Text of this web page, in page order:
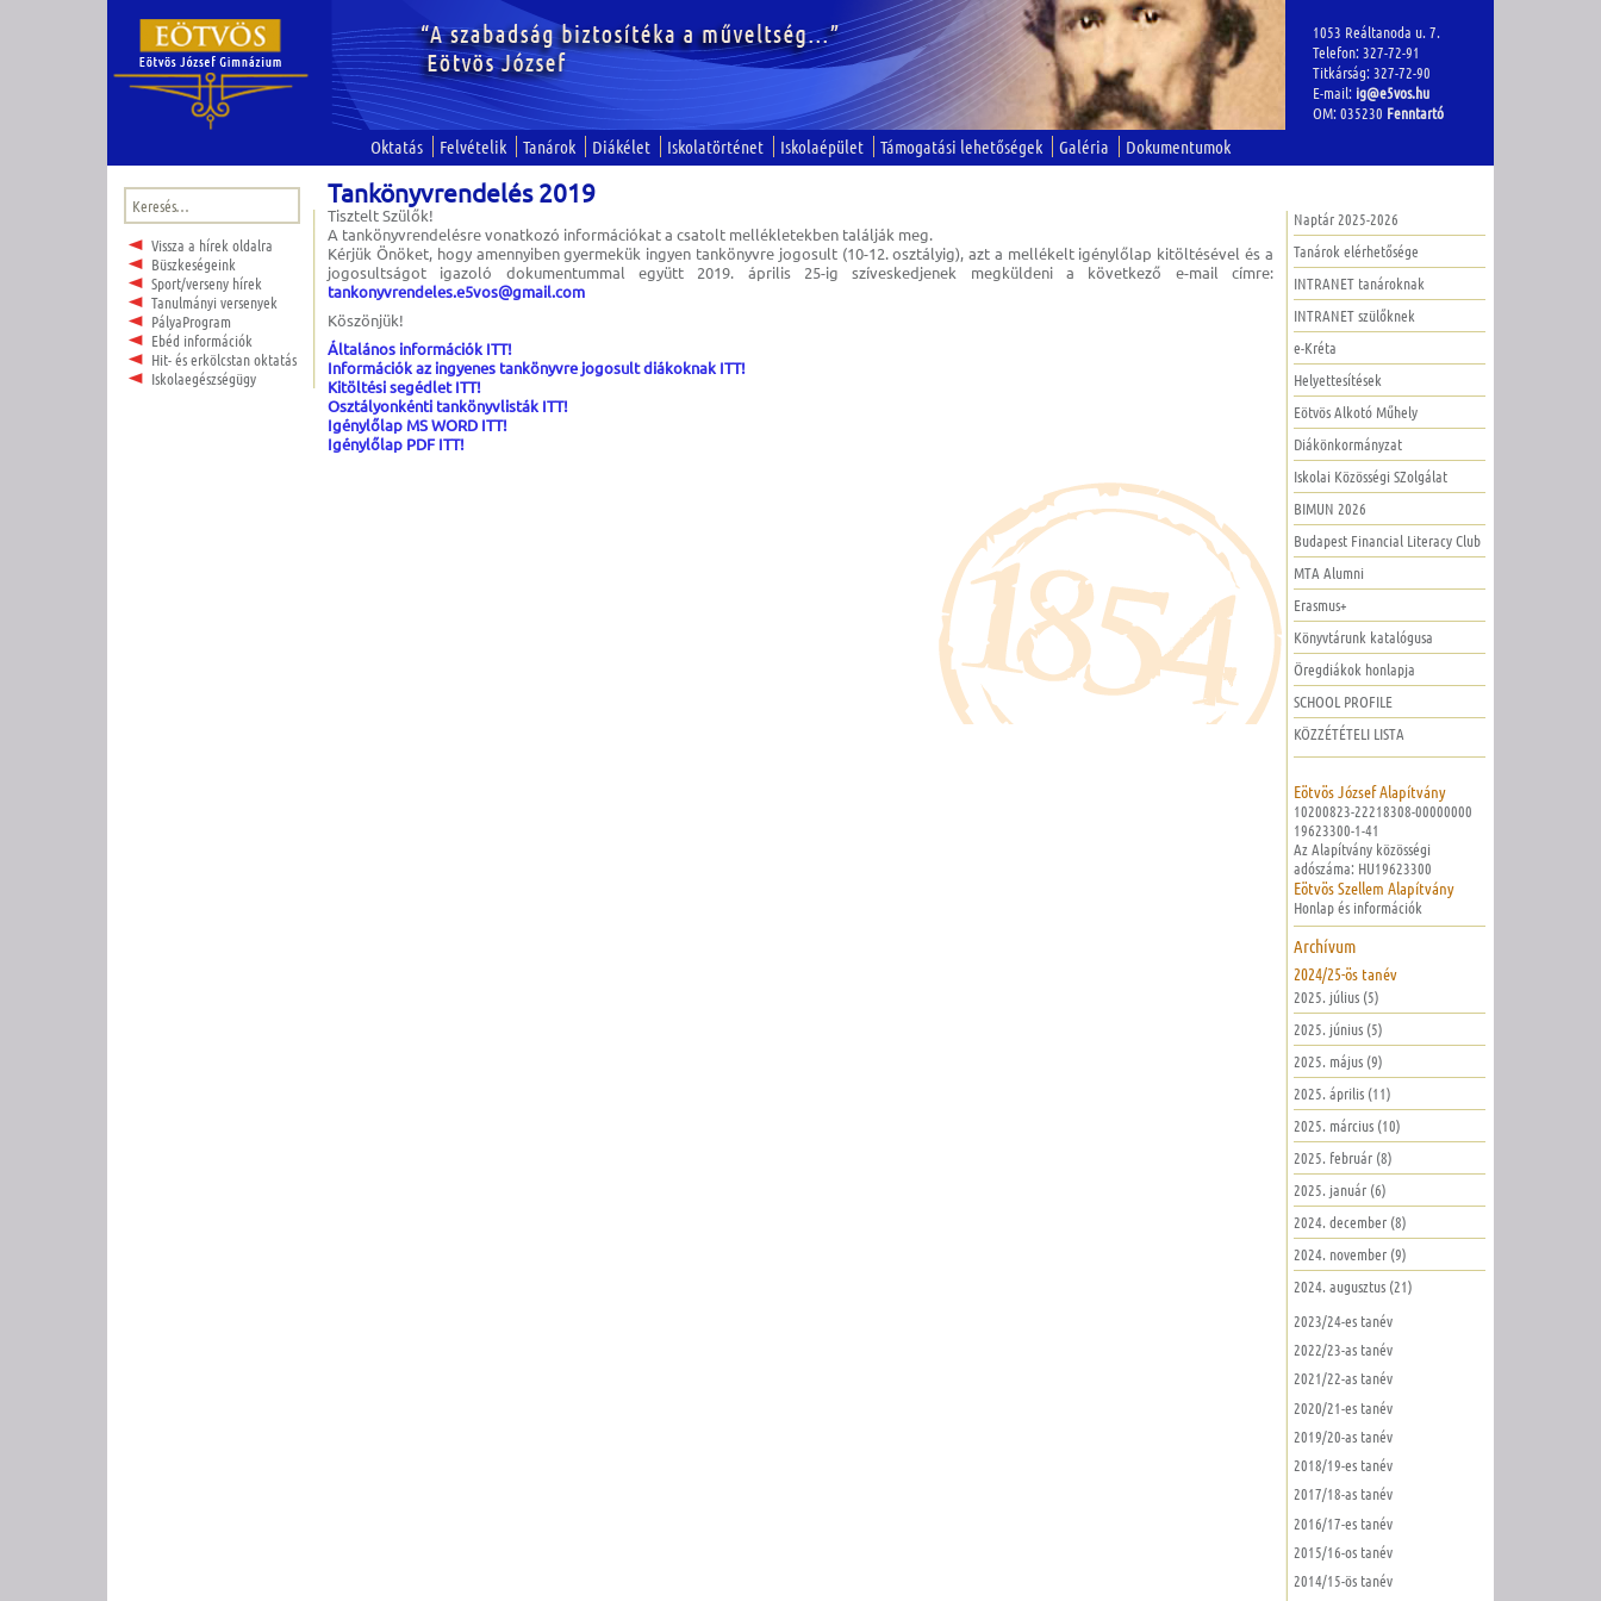
1053 Reáltanoda u. 7.
Telefon: 327-72-91
Titkárság: 327-72-90
E-mail: ig@e5vos.hu
OM: 035230 Fenntartó
Oktatás Felvételik Tanárok Diákélet Iskolatörténet Iskolaépület Támogatási lehetőségek Galéria Dokumentumok
Keresés:
Vissza a hírek oldalra
Büszkeségeink
Sport/verseny hírek
Tanulmányi versenyek
PályaProgram
Ebéd információk
Hit- és erkölcstan oktatás
Iskolaegészségügy
Tankönyvrendelés 2019
Tisztelt Szülők!
A tankönyvrendelésre vonatkozó információkat a csatolt mellékletekben találják meg.
Kérjük Önöket, hogy amennyiben gyermekük ingyen tankönyvre jogosult (10-12. osztályig), azt a mellékelt igénylőlap kitöltésével és a
jogosultságot igazoló dokumentummal együtt 2019. április 25-ig szíveskedjenek megküldeni a következő e-mail címre:
tankonyvrendeles.e5vos@gmail.com
Köszönjük!
Általános információk ITT!
Információk az ingyenes tankönyvre jogosult diákoknak ITT!
Kitöltési segédlet ITT!
Osztályonkénti tankönyvlisták ITT!
Igénylőlap MS WORD ITT!
Igénylőlap PDF ITT!
Naptár 2025-2026
Tanárok elérhetősége
INTRANET tanároknak
INTRANET szülőknek
e-Kréta
Helyettesítések
Eötvös Alkotó Műhely
Diákönkormányzat
Iskolai Közösségi SZolgálat
BIMUN 2026
Budapest Financial Literacy Club
MTA Alumni
Erasmus+
Könyvtárunk katalógusa
Öregdiákok honlapja
SCHOOL PROFILE
KÖZZÉTÉTELI LISTA
Eötvös József Alapítvány
10200823-22218308-00000000
19623300-1-41
Az Alapítvány közösségi
adószáma: HU19623300
Eötvös Szellem Alapítvány
Honlap és információk
Archívum
2024/25-ös tanév
2025. július (5)
2025. június (5)
2025. május (9)
2025. április (11)
2025. március (10)
2025. február (8)
2025. január (6)
2024. december (8)
2024. november (9)
2024. augusztus (21)
2023/24-es tanév
2022/23-as tanév
2021/22-as tanév
2020/21-es tanév
2019/20-as tanév
2018/19-es tanév
2017/18-as tanév
2016/17-es tanév
2015/16-os tanév
2014/15-ös tanév